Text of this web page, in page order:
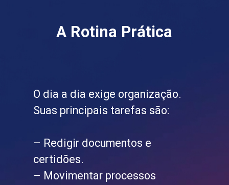
A Rotina Prática
O dia a dia exige organização.
Suas principais tarefas são:
– Redigir documentos e
certidões.
– Movimentar processos